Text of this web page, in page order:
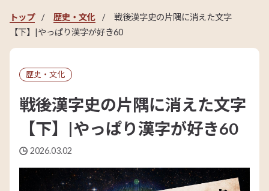
トップ 歴史・文化
戦後漢字史の片隅に消えた文字
【下】|やっぱり漢字が好き60
歴史・文化
戦後漢字史の片隅に消えた文字
【下】|やっぱり漢字が好き60
2026.03.02